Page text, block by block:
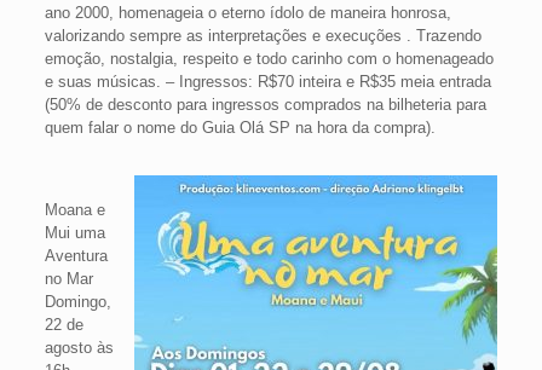
ano 2000, homenageia o eterno ídolo de maneira honrosa,
valorizando sempre as interpretações e execuções . Trazendo
emoção, nostalgia, respeito e todo carinho com o homenageado
e suas músicas. – Ingressos: R$70 inteira e R$35 meia entrada
(50% de desconto para ingressos comprados na bilheteria para
quem falar o nome do Guia Olá SP na hora da compra).
Moana e
Mui uma
Aventura
no Mar
Domingo,
22 de
agosto às